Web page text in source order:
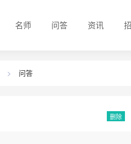
名师 问答 资讯
> 问答
删除